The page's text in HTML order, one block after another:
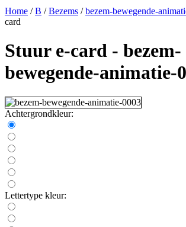
Home /B /Bezems /bezem-bewegende-
card
Stuur e-card - bezem-
bewegende-animatie-
Achtergrondkleur:
Lettertype kleur: